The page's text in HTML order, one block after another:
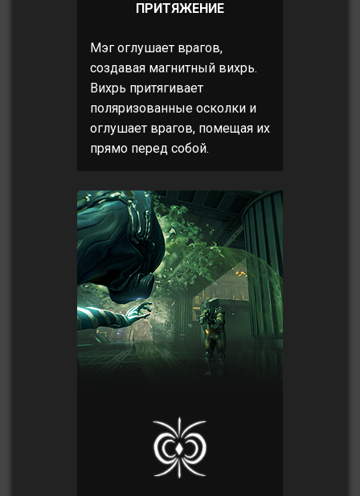
ПРИТЯЖЕНИЕ
Мэг оглушает врагов,
создавая магнитный вихрь.
Вихрь притягивает
поляризованные осколки и
оглушает врагов, помещая их
прямо перед собой.